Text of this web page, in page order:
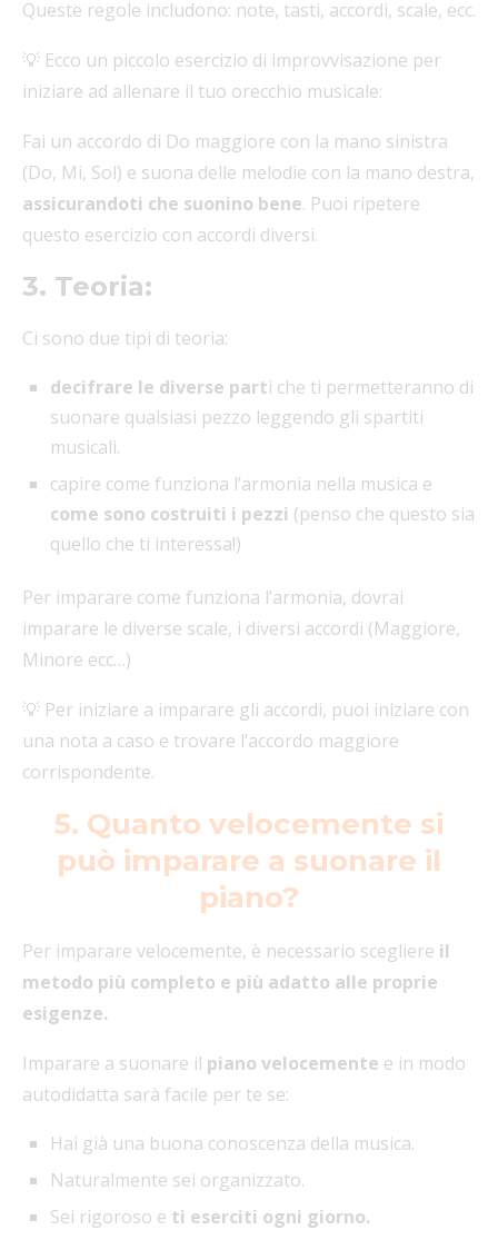
Queste regole includono: note, tasti, accordi, scale, ecc.
💡 Ecco un piccolo esercizio di improvvisazione per
iniziare ad allenare il tuo orecchio musicale:
Fai un accordo di Do maggiore con la mano sinistra
(Do, Mi, Sol) e suona delle melodie con la mano destra,
assicurandoti che suonino bene. Puoi ripetere
questo esercizio con accordi diversi.
3. Teoria:
Ci sono due tipi di teoria:
decifrare le diverse parti che ti permetteranno di
suonare qualsiasi pezzo leggendo gli spartiti
musicali.
capire come funziona l’armonia nella musica e
come sono costruiti i pezzi (penso che questo sia
quello che ti interessa!)
Per imparare come funziona l’armonia, dovrai
imparare le diverse scale, i diversi accordi (Maggiore,
Minore ecc…)
💡 Per iniziare a imparare gli accordi, puoi iniziare con
una nota a caso e trovare l’accordo maggiore
corrispondente.
5. Quanto velocemente si
può imparare a suonare il
piano?
Per imparare velocemente, è necessario scegliere il
metodo più completo e più adatto alle proprie
esigenze.
Imparare a suonare il piano velocemente e in modo
autodidatta sarà facile per te se:
Hai già una buona conoscenza della musica.
Naturalmente sei organizzato.
Sei rigoroso e ti eserciti ogni giorno.